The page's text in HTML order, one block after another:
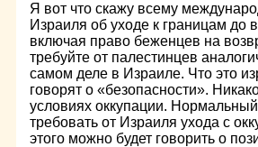
Я вот что скажу всему
Израиля об уходе к границам до
включая право беженцев на
требуйте от палестинцев
самом деле в Израиле. Что это
говорят о «безопасности».
условиях оккупации.
требовать от Израиля ухода с
этого можно будет говорить о